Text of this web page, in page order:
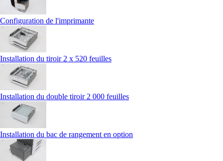
Configuration de l'imprimante
Installation du tiroir 2 x 520 feuilles
Installation du double tiroir 2 000 feuilles
Installation du bac de rangement en option